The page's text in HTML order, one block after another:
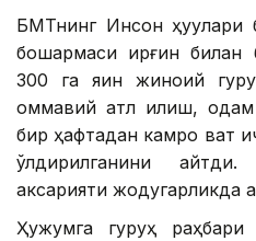
БМТнинг Инсон
бошқармаси қирғин билан
300 га яқин жиноий
оммавий қатл қилиш,
бир ҳафтадан камроқ вақт
ўлдирилганини айтди.
аксарияти жодугарликда
Ҳужумга гуруҳ